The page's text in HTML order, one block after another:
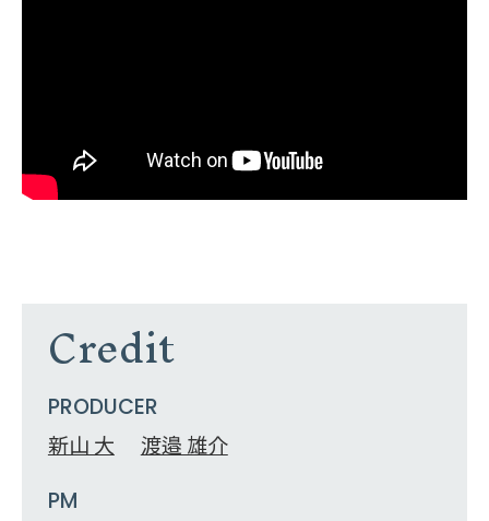
Credit
PRODUCER
新山 大 渡邉 雄介
PM